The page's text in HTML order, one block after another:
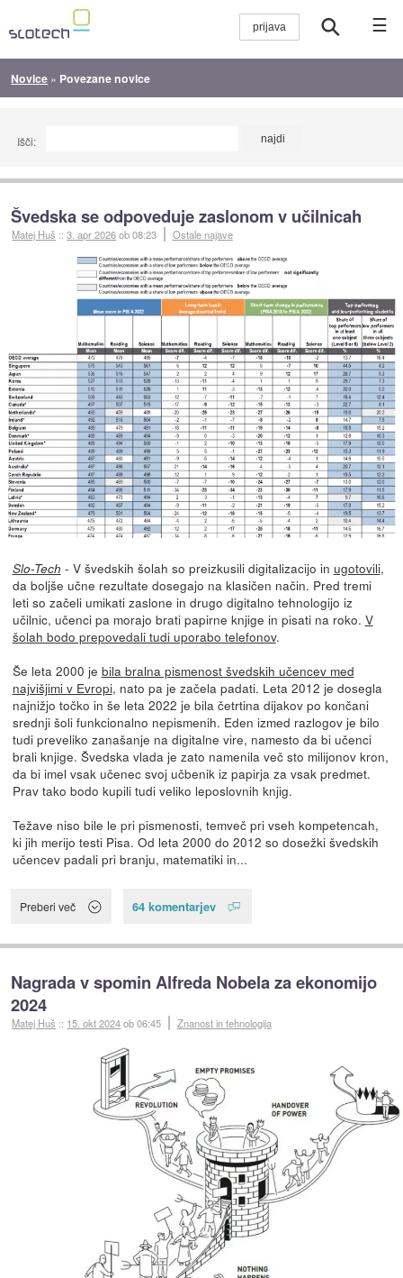
☰
Novice » Povezane novice
Išči:
Švedska se odpoveduje zaslonom v učilnicah
Matej Huš ::3. apr 2026ob 08:23 Ostale najave
Slo-Tech - V švedskih šolah so preizkusili digitalizacijo in ugotovili,
da boljše učne rezultate dosegajo na klasičen način. Pred tremi
leti so začeli umikati zaslone in drugo digitalno tehnologijo iz
učilnic, učenci pa morajo brati papirne knjige in pisati na roko. V
šolah bodo prepovedali tudi uporabo telefonov.
Še leta 2000 je bila bralna pismenost švedskih učencev med
najvišjimi v Evropi, nato pa je začela padati. Leta 2012 je dosegla
najnižjo točko in še leta 2022 je bila četrtina dijakov po končani
srednji šoli funkcionalno nepismenih. Eden izmed razlogov je bilo
tudi preveliko zanašanje na digitalne vire, namesto da bi učenci
brali knjige. Švedska vlada je zato namenila več sto milijonov kron,
da bi imel vsak učenec svoj učbenik iz papirja za vsak predmet.
Prav tako bodo kupili tudi veliko leposlovnih knjig.
Težave niso bile le pri pismenosti, temveč pri vseh kompetencah,
ki jih merijo testi Pisa. Od leta 2000 do 2012 so dosežki švedskih
učencev padali pri branju, matematiki in...
Preberi več 64 komentarjev
Nagrada v spomin Alfreda Nobela za ekonomijo
2024
Matej Huš :: 15. okt 2024ob 06:45 Znanost in tehnologija